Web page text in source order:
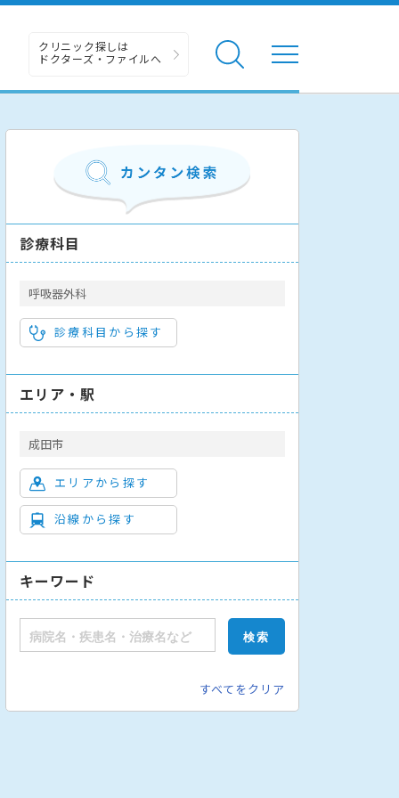
クリニック探しは
ドクターズ・ファイルへ
診療科目
呼吸器外科
診療科目から探す
エリア・駅
成田市
エリアから探す
沿線から探す
キーワード
すべてをクリア